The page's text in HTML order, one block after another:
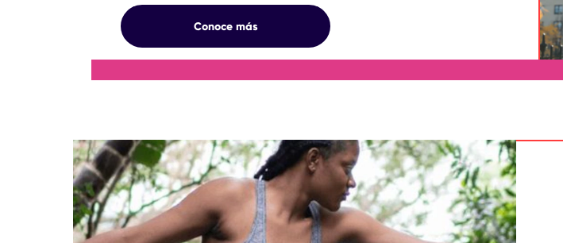
Conoce más3 VECES MÁS PROTECCIÓN QUE UN ANTITRANSPIRANTE COMÚN